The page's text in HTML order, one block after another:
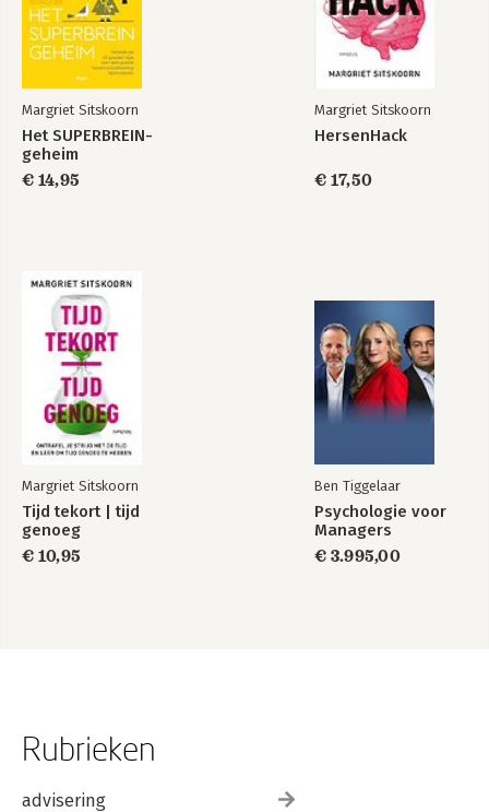
Margriet Sitskoorn
Het SUPERBREIN-
geheim
€ 14,95
Margriet Sitskoorn
HersenHack
€ 17,50
Margriet Sitskoorn
Tijd tekort | tijd
genoeg
€ 10,95
Ben Tiggelaar
Psychologie voor
Managers
€ 3.995,00
Rubrieken
advisering